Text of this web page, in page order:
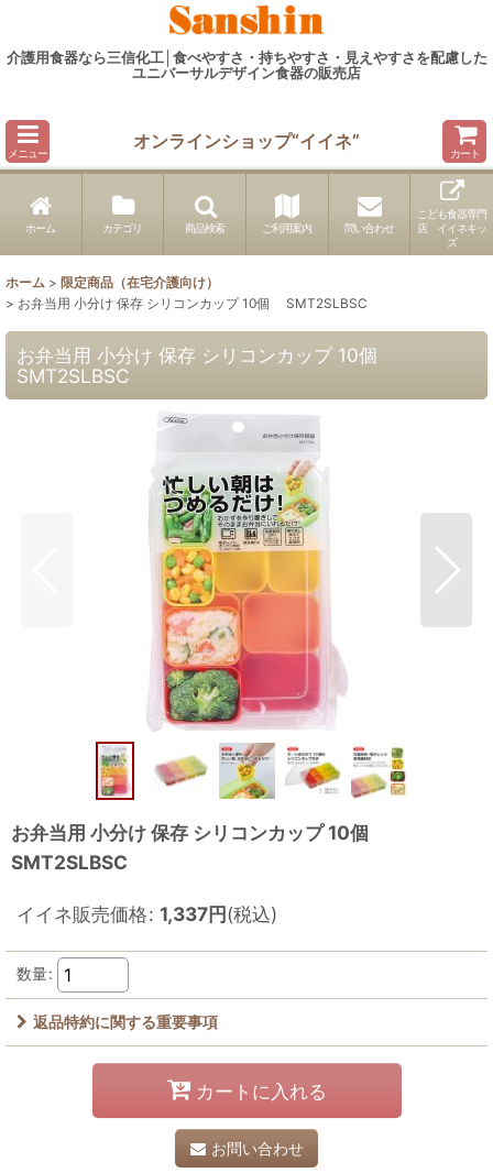
介護用食器なら三信化工│食べやすさ・持ちやすさ・見えやすさを配慮した
ユニバーサルデザイン食器の販売店
メニュー
オンラインショップ“イイネ”
カート
ホーム カテゴリ 商品検索 ご利用案内 問い合わせ
こども食器専門
店 イイネキッ
ズ
ホーム > 限定商品（在宅介護向け）
> お弁当用 小分け 保存 シリコンカップ 10個 SMT2SLBSC
お弁当用 小分け 保存 シリコンカップ 10個
SMT2SLBSC
お弁当用 小分け 保存 シリコンカップ 10個
SMT2SLBSC
イイネ販売価格: 1,337円(税込)
数量:
返品特約に関する重要事項
カートに入れる
お問い合わせ